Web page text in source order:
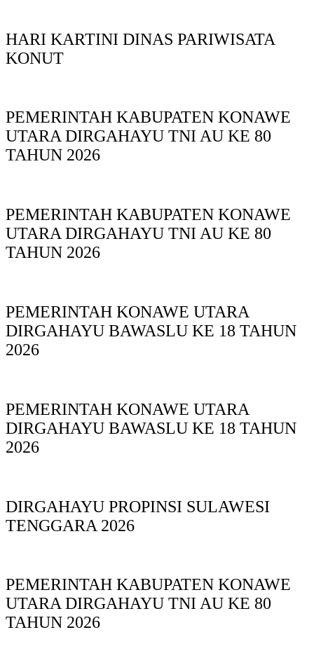
HARI KARTINI DINAS PARIWISATA
KONUT
PEMERINTAH KABUPATEN KONAWE
UTARA DIRGAHAYU TNI AU KE 80
TAHUN 2026
PEMERINTAH KABUPATEN KONAWE
UTARA DIRGAHAYU TNI AU KE 80
TAHUN 2026
PEMERINTAH KONAWE UTARA
DIRGAHAYU BAWASLU KE 18 TAHUN
2026
PEMERINTAH KONAWE UTARA
DIRGAHAYU BAWASLU KE 18 TAHUN
2026
DIRGAHAYU PROPINSI SULAWESI
TENGGARA 2026
PEMERINTAH KABUPATEN KONAWE
UTARA DIRGAHAYU TNI AU KE 80
TAHUN 2026